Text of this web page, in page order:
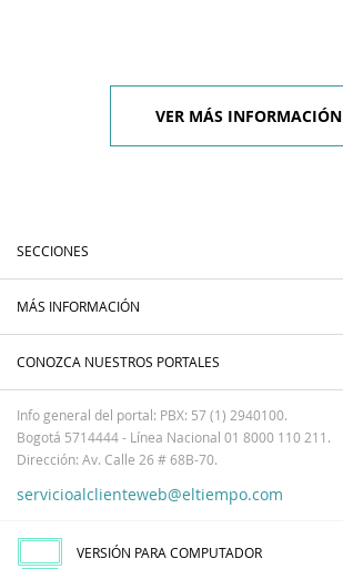
VER MÁS INFORMACIÓN
SECCIONES
MÁS INFORMACIÓN
CONOZCA NUESTROS PORTALES
Info general del portal: PBX: 57 (1) 2940100.
Bogotá 5714444 - Línea Nacional 01 8000 110 211.
Dirección: Av. Calle 26 # 68B-70.
servicioalclienteweb@eltiempo.com
VERSIÓN PARA COMPUTADOR